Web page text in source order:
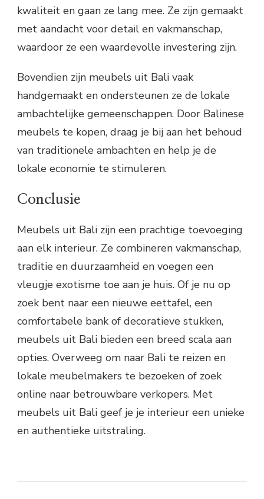
kwaliteit en gaan ze lang mee. Ze zijn gemaakt
met aandacht voor detail en vakmanschap,
waardoor ze een waardevolle investering zijn.
Bovendien zijn meubels uit Bali vaak
handgemaakt en ondersteunen ze de lokale
ambachtelijke gemeenschappen. Door Balinese
meubels te kopen, draag je bij aan het behoud
van traditionele ambachten en help je de
lokale economie te stimuleren.
Conclusie
Meubels uit Bali zijn een prachtige toevoeging
aan elk interieur. Ze combineren vakmanschap,
traditie en duurzaamheid en voegen een
vleugje exotisme toe aan je huis. Of je nu op
zoek bent naar een nieuwe eettafel, een
comfortabele bank of decoratieve stukken,
meubels uit Bali bieden een breed scala aan
opties. Overweeg om naar Bali te reizen en
lokale meubelmakers te bezoeken of zoek
online naar betrouwbare verkopers. Met
meubels uit Bali geef je je interieur een unieke
en authentieke uitstraling.